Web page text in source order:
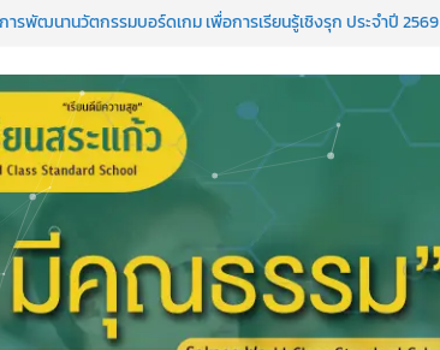
การพัฒนานวัตกรรมบอร์ดเกม เพื่อการเรียนรู้เชิงรุก ประจำปี 2569
๒๕๖๙”
ค่ายภาษาและวัฒนธรรม Languages & Cultural.Camp )
กิจกรรมบริจาคโลหิต ยิ่งให้ยิ่งได้ ครั้งที่ 51
กีฬาอีสปอร์ต (FC Online PC)